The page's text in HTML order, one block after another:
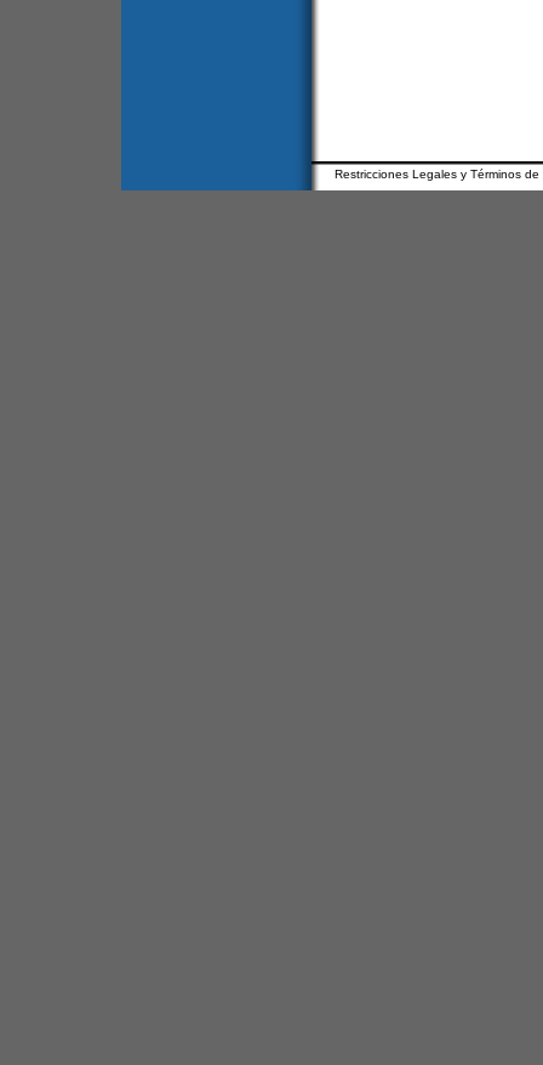
Restricciones Legales y Términos de